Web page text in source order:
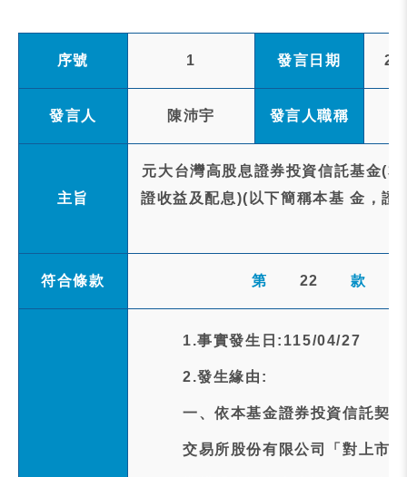
序號 1 發言日期
發言人 陳沛宇 發言人職稱
主旨
元大台灣高股息證券投資信託基金(
證收益及配息)(以下簡稱本基 金，證
符合條款 第 22 款
1.事實發生日:115/04/27
2.發生緣由:
一、依本基金證券投資信託契
交易所股份有限公司「對上市